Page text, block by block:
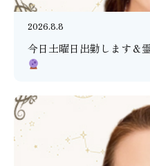
2026.8.8
今日土曜日出勤します＆